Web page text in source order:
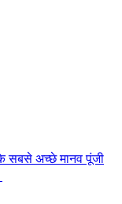
सबसे अच्छे मानव पूंजी